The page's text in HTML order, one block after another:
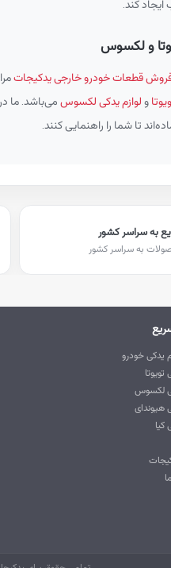
کند.
و لکسوس
قطعات خودرو خارجی یدکیجات
و لوازم یدکی لکسوس می‌باشد. ما
تا شما را راهنمایی کنند.
به سراسر کشور
به سراسر کشور
یدکی خودرو
تویوتا
لکسوس
هیوندای
کیا